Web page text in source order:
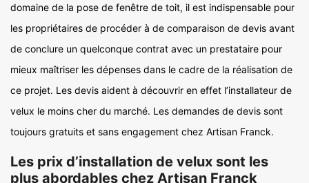
domaine de la pose de fenêtre de toit, il est indispensable pour
les propriétaires de procéder à de comparaison de devis avant
de conclure un quelconque contrat avec un prestataire pour
mieux maîtriser les dépenses dans le cadre de la réalisation de
ce projet. Les devis aident à découvrir en effet l’installateur de
velux le moins cher du marché. Les demandes de devis sont
toujours gratuits et sans engagement chez Artisan Franck.
Les prix d’installation de velux sont les
plus abordables chez Artisan Franck